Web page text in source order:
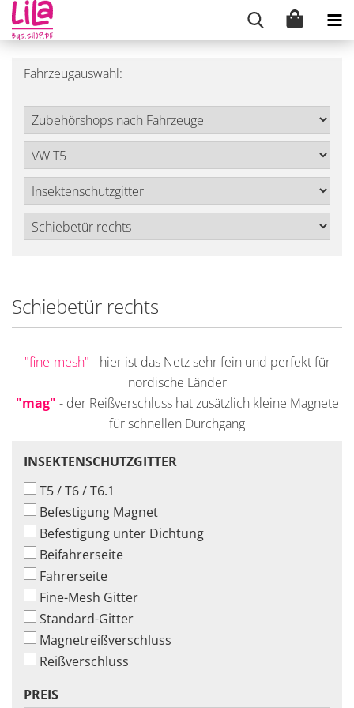
Fahrzeugauswahl:
Schiebetür rechts
"fine-mesh" - hier ist das Netz sehr fein und perfekt für
nordische Länder
"mag" - der Reißverschluss hat zusätzlich kleine Magnete
für schnellen Durchgang
INSEKTENSCHUTZGITTER
INSEKTENSCHUTZGITTER
T5 / T6 / T6.1
Befestigung Magnet
Befestigung unter Dichtung
Beifahrerseite
Fahrerseite
Fine-Mesh Gitter
Standard-Gitter
Magnetreißverschluss
Reißverschluss
PREIS
PREIS